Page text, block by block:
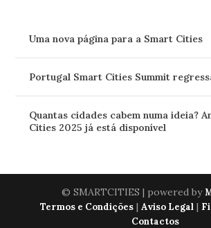
Uma nova página para a Smart Cities
Portugal Smart Cities Summit
Quantas cidades cabem numa ideia?
Cities 2025 já está disponível
© SMARTCITIES | powered by
Termos e Condições | Aviso Legal |
Contactos